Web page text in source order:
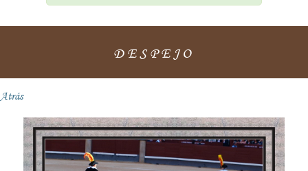
DESPEJO
Atrás